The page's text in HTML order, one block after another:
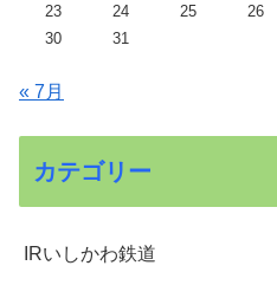
23
24 25 26
30
31
« 7月
カテゴリー
IRいしかわ鉄道